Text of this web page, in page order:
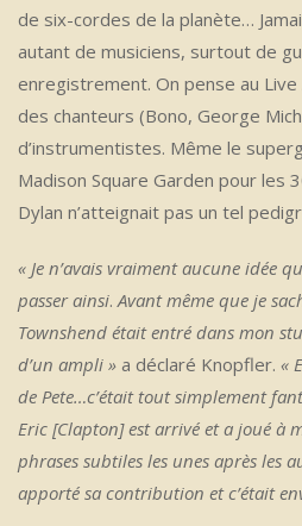
de six-cordes de la planète…
autant de musiciens, surtout de
enregistrement. On pense au
des chanteurs (Bono, George
d’instrumentistes. Même le
Madison Square Garden pour les
Dylan n’atteignait pas un tel
« Je n’avais vraiment aucune idée
passer ainsi. Avant même que je
Townshend était entré dans mon
d’un ampli » a déclaré Knopfler. «
de Pete…c’était tout simplement
Eric [Clapton] est arrivé et a joué à
phrases subtiles les unes après les
apporté sa contribution et c’était